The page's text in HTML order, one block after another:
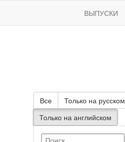
ВЫПУСКИ
Все
Только на русском
Только на английском